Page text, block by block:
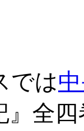
では
』全